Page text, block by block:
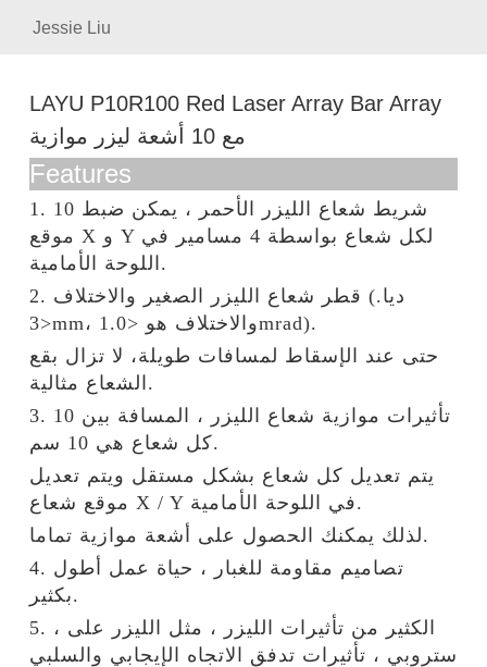
Jessie Liu
LAYU P10R100 Red Laser Array Bar Array
مع 10 أشعة ليزر موازية
Features
1. 10 شريط شعاع الليزر الأحمر ، يمكن ضبط
موقع X و Y لكل شعاع بواسطة 4 مسامير في
اللوحة الأمامية.
2. قطر شعاع الليزر الصغير والاختلاف (ديا.
<3mm، والاختلاف هو <1.0mrad).
حتى عند الإسقاط لمسافات طويلة، لا تزال بقع
الشعاع مثالية.
3. 10 تأثيرات موازية شعاع الليزر ، المسافة بين
كل شعاع هي 10 سم.
يتم تعديل كل شعاع بشكل مستقل ويتم تعديل
موقع شعاع X / Y في اللوحة الأمامية.
لذلك يمكنك الحصول على أشعة موازية تماما.
4. تصاميم مقاومة للغبار ، حياة عمل أطول
بكثير.
5. الكثير من تأثيرات الليزر ، مثل الليزر على ،
ستروبي ، تأثيرات تدفق الاتجاه الإيجابي والسلبي